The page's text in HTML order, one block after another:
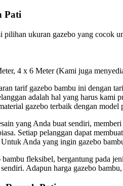
Pati
ukuran gazebo yang cocok
4 x 6 Meter (Kami juga
tarif gazebo bambu ini dengan
adalah hal yang harus
gazebo terbaik dengan model
yang Anda buat sendiri,
Setiap pelanggan dapat
Anda yang ingin gazebo
fleksibel, bergantung pada
Adapun harga gazebo